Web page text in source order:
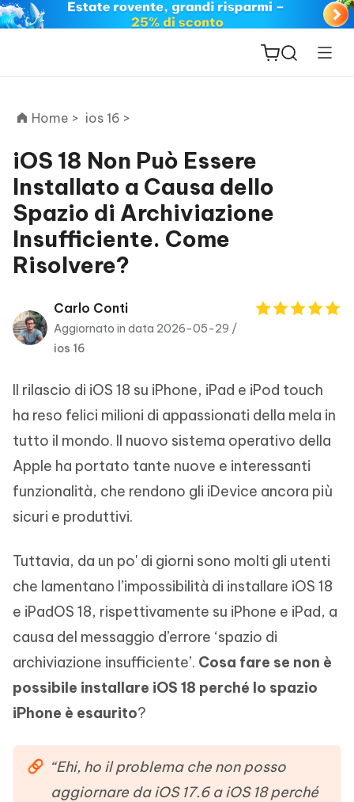
ReiBoot
for iOS
PDNob
PDF
iAnyGo
Home > ios 16 >
iOS 18 Non Può Essere
Installato a Causa dello
Spazio di Archiviazione
Insufficiente. Come
Risolvere?
Carlo Conti
Aggiornato in data 2026-05-29 /
ios 16
Il rilascio di iOS 18 su iPhone, iPad e iPod touch
ha reso felici milioni di appassionati della mela in
tutto il mondo. Il nuovo sistema operativo della
Apple ha portato tante nuove e interessanti
funzionalità, che rendono gli iDevice ancora più
sicuri e produttivi.
Tuttavia, da un po' di giorni sono molti gli utenti
che lamentano l’impossibilità di installare iOS 18
e iPadOS 18, rispettivamente su iPhone e iPad, a
causa del messaggio d’errore ‘spazio di
archiviazione insufficiente’. Cosa fare se non è
possibile installare iOS 18 perché lo spazio
iPhone è esaurito?
“Ehi, ho il problema che non posso
aggiornare da iOS 17.6 a iOS 18 perché